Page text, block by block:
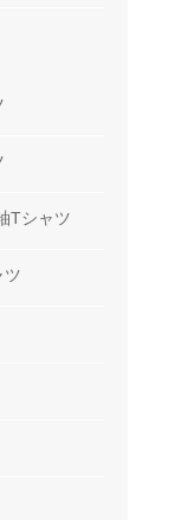
Tシャツ
ツ